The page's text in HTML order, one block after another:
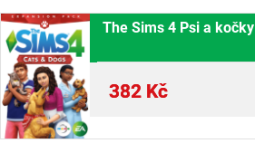
The Sims 4 Psi a kočky
382 Kč